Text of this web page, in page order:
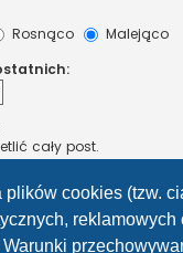
plików cookies (tzw.
reklamowych
Rosnąco
Malejąco
cały post.